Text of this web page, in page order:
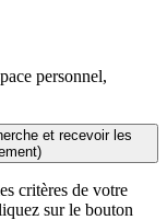
personnel,
et recevoir les
critères de votre
sur le bouton